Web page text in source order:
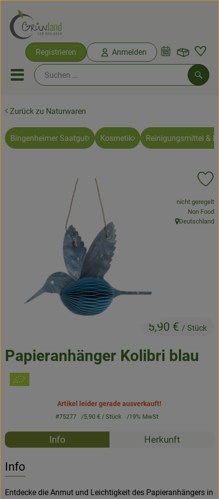
Registrieren Anmelden
Mobiles Menu öffnen oder
Ökokisten
Bio-Kochkisten
Angebote & Neues
Naturwaren
Vorratskammer
Jobkiste
So geht’s
Zurück zu Naturwaren
Bingenheimer Saatgut Kosmetik Reinigungsmittel &
Papieranhänger Kolibri blau
5,90 € / Stück
, Verband:
nicht geregelt
,Non Food
, Herkunft:
Deutschland
Artikel leider gerade ausverkauft!
#75277 5,90 €/ Stück 19% MwSt
Rezepte
Info Herkunft
Info
Entdecke die Anmut und Leichtigkeit des Papieranhängers in